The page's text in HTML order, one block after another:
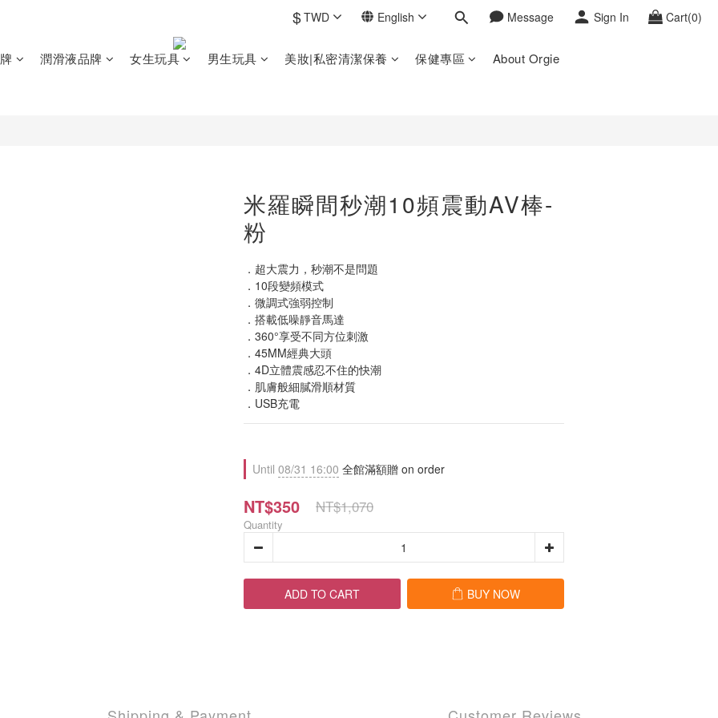
$TWD English Message Sign In Cart(0)
潤滑液品牌 女生玩具 男生玩具 美妝|私密清潔保養 保健專區
About Orgie
米羅瞬間秒潮10頻震動AV棒-
粉
．超大震力，秒潮不是問題
．10段變頻模式
．微調式強弱控制
．搭載低噪靜音馬達
．360°享受不同方位刺激
．45MM經典大頭
．4D立體震感忍不住的快潮
．肌膚般細膩滑順材質
．USB充電
Until 08/31 16:00 全館滿額贈 on order
NT$350 NT$1,070
Quantity
ADD TO CART BUY NOW
BUY NOW